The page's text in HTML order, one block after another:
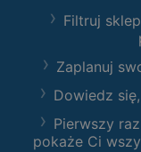
Filtruj
Zaplanuj
Dowiedz
Pierwszy
pokaże Ci